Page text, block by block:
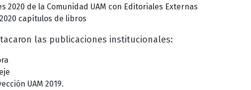
2020 de la Comunidad UAM con Editoriales Externas
capítulos de libros
las publicaciones institucionales:
UAM 2019.